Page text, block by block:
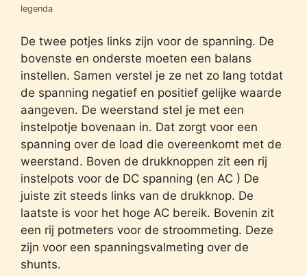
legenda
De twee potjes links zijn voor de spanning. De
bovenste en onderste moeten een balans
instellen. Samen verstel je ze net zo lang totdat
de spanning negatief en positief gelijke waarde
aangeven. De weerstand stel je met een
instelpotje bovenaan in. Dat zorgt voor een
spanning over de load die overeenkomt met de
weerstand. Boven de drukknoppen zit een rij
instelpots voor de DC spanning (en AC ) De
juiste zit steeds links van de drukknop. De
laatste is voor het hoge AC bereik. Bovenin zit
een rij potmeters voor de stroommeting. Deze
zijn voor een spanningsvalmeting over de
shunts.